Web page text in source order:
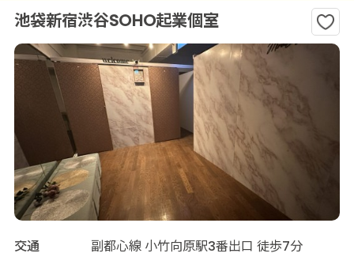
池袋新宿渋谷SOHO起業個室
交通
副都心線 小竹向原駅3番出口 徒歩7分